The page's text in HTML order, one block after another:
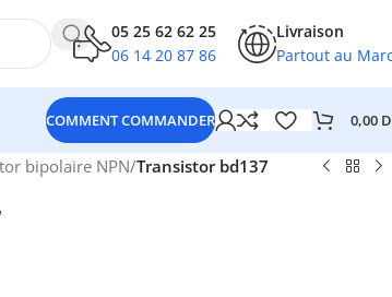
05 25 62 62 25
06 14 20 87 86
Livraison
Partout au
COMMENT COMMANDER 0,00
bipolaire NPN/Transistor bd137